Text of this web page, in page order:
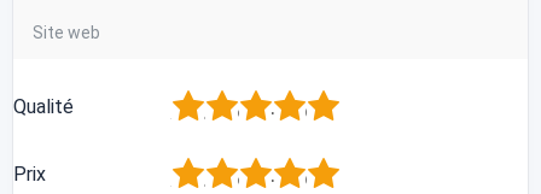
Qualité 5
4
3
2
Prix 5
4
3
2